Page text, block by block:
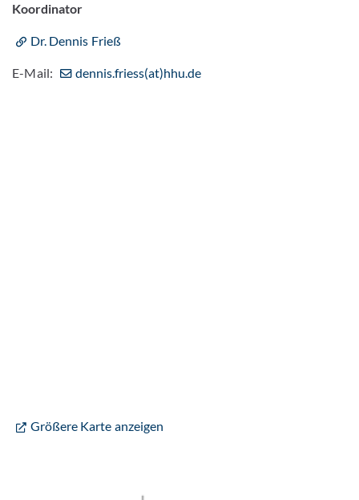
Koordinator
Dr. Dennis Frieß
E-Mail: dennis.friess(at)hhu.de
Größere Karte anzeigen